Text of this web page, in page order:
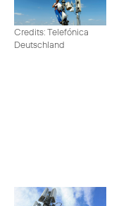
Credits: Telefónica
Deutschland